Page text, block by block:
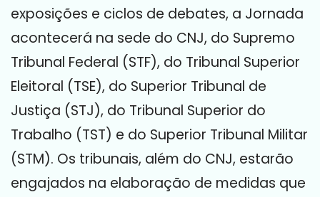
exposições e ciclos de debates, a Jornada
acontecerá na sede do CNJ, do Supremo
Tribunal Federal (STF), do Tribunal Superior
Eleitoral (TSE), do Superior Tribunal de
Justiça (STJ), do Tribunal Superior do
Trabalho (TST) e do Superior Tribunal Militar
(STM). Os tribunais, além do CNJ, estarão
engajados na elaboração de medidas que